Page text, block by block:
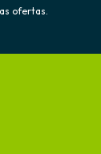
ofertas.